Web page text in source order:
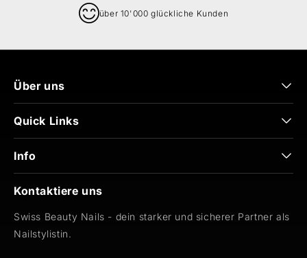
über 10'000 glückliche Kunden
Über uns
Quick Links
Info
Kontaktiere uns
Swiss Beauty Nails - dein starker und sicherer Partner als
Nailstylistin.